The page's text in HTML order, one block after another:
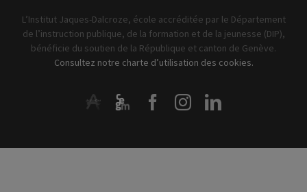
L’Institut Jaques-Dalcroze, école accréditée par le Département
de l’instruction publique, de la formation et de la jeunesse (DIP),
bénéficie du soutien de la République et canton de Genève.
Consultez notre charte d’utilisation des cookies.
ArtistiQua
CEGM Facebook
Instagram
LinkedIn